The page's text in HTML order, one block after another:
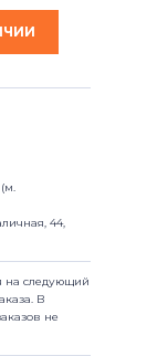
44,
на следующий
В
не